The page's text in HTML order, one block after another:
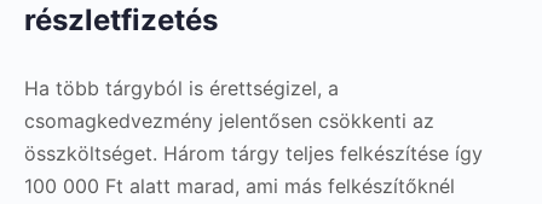
részletfizetés
Ha több tárgyból is érettségizel, a
csomagkedvezmény jelentősen csökkenti az
összköltséget. Három tárgy teljes felkészítése így
100 000 Ft alatt marad, ami más felkészítőknél